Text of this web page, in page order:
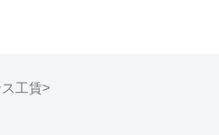
工賃>